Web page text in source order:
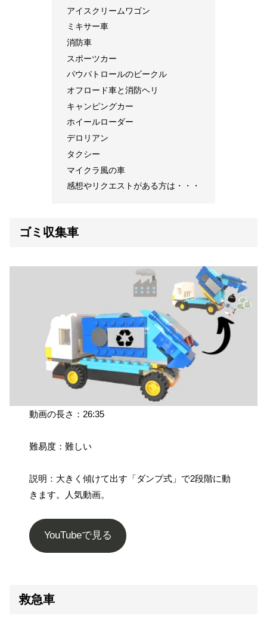
アイスクリームワゴン
ミキサー車
消防車
スポーツカー
パウパトロールのビークル
オフロード車と消防ヘリ
キャンピングカー
ホイールローダー
デロリアン
タクシー
マイクラ風の車
感想やリクエストがある方は・・・
ゴミ収集車
動画の長さ：26:35
難易度：難しい
説明：大きく傾けて出す「ダンプ式」で2段階に動
きます。人気動画。
YouTubeで見る
救急車